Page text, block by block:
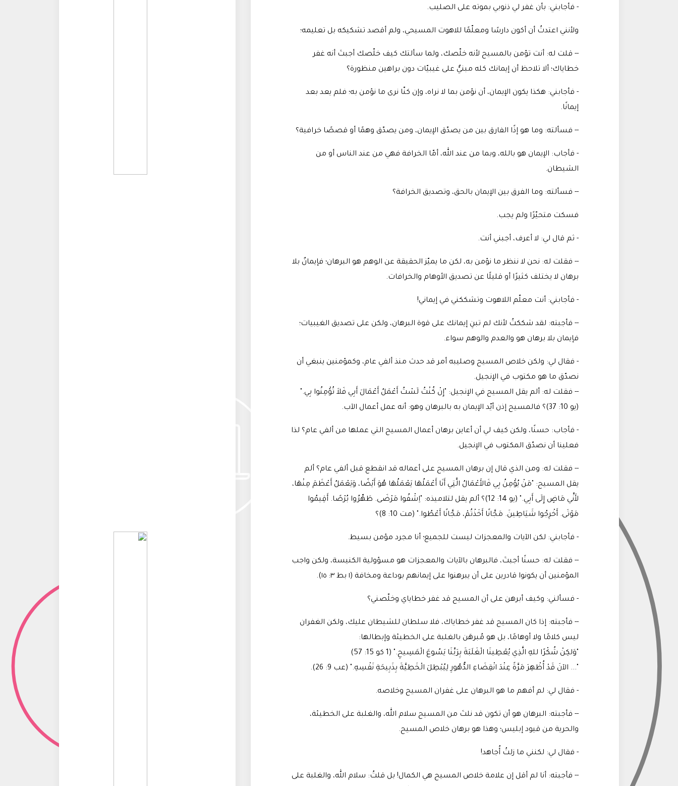
- فأجابني: بأن غفر لي ذنوبي بموته على الصليب.
ولأنني اعتدتُ أن أكون دارسًا ومعلّمًا للاهوت المسيحي، ولم أقصد تشكيكه بل تعليمه؛
-- قلت له: أنت تؤمن بالمسيح لأنه خلّصك، ولما سألتك كيف خلّصك أجبتَ أنه غفر
خطاياك؛ ألا تلاحظ أن إيمانك كله مبنيٌّ على غيبيّات دون براهين منظورة؟
- فأجابني: هكذا يكون الإيمان، أن نؤمن بما لا نراه، وإن كنّا نرى ما نؤمن به؛ فلم يعد بعد
إيمانًا.
-- فسألته: وما هو إذًا الفارق بين من يصدّق الإيمان، ومن يصدّق وهمًا أو قصصًا خرافية؟
- فأجاب: الإيمان هو بالله، وبما من عند الله، أمّا الخرافة فهي من عند الناس أو من
الشيطان.
-- فسألته: وما الفرق بين الإيمان بالحق، وتصديق الخرافة؟
فسكت متحيّرًا ولم يجب.
- ثم قال لي: لا أعرف، أجبني أنت.
-- فقلت له: نحن لا ننظر ما نؤمن به، لكن ما يميّز الحقيقة عن الوهم هو البرهان؛ فإيمانٌ بلا
برهان لا يختلف كثيرًا أو قليلًا عن تصديق الأوهام والخرافات.
- فأجابني: أنت معلّم اللاهوت وتشككني في إيماني!
-- فأجبته: لقد شككتُ لأنك لم تبنِ إيمانك على قوة البرهان، ولكن على تصديق الغيبيات؛
فإيمان بلا برهان هو والعدم والوهم سواء.
- فقال لي: ولكن خلاص المسيح وصليبه أمر قد حدث منذ ألفي عام، وكمؤمنين ينبغي أن
نصدّق ما هو مكتوب في الإنجيل.
-- فقلت له: ألم يقل المسيح في الإنجيل: "إِنْ كُنْتُ لَسْتُ أَعْمَلُ أَعْمَالَ أَبِي فَلاَ تُؤْمِنُوا بِي."
(يو 10: 37)؟ فالمسيح إذن أيّد الإيمان به بالبرهان وهو: أنه عمل أعمال الآب
.
- فأجاب: حسنًا، ولكن كيف لي أن أعاين برهان أعمال المسيح التي عملها من ألفي عام؟ لذا
فعلينا أن نصدّق المكتوب في الإنجيل.
-- فقلت له: ومن الذي قال إن برهان المسيح على أعماله قد انقطع قبل ألفي عام؟ ألم
يقل المسيح: "مَنْ يُؤْمِنُ بِي فَالأَعْمَالُ الَّتِي أَنَا أَعْمَلُهَا يَعْمَلُهَا هُوَ أَيْضًا، وَيَعْمَلُ أَعْظَمَ مِنْهَا،
لأَنِّي مَاضٍ إِلَى أَبِي." (يو 14: 12)؟ ألم يقل لتلاميذه: "اِشْفُوا مَرْضَى. طَهِّرُوا بُرْصًا. أَقِيمُوا
مَوْتَى. أَخْرِجُوا شَيَاطِينَ. مَجَّانًا أَخَذْتُمْ، مَجَّانًا أَعْطُوا." (مت 10: 8)؟
- فأجابني: لكن الآيات والمعجزات ليست للجميع؛ أنا مجرد مؤمن بسيط.
-- فقلت له: حسنًا أجبتَ، فالبرهان بالآيات والمعجزات هو مسؤولية الكنيسة، ولكن واجب
المؤمنين أن يكونوا قادرين على أن يبرهنوا على إيمانهم بوداعة ومخافة (١ بط ٣: ١٥)
.
- فسألني: وكيف أبرهن على أن المسيح قد غفر خطاياي وخلّصني؟
-- فأجبته: إذا كان المسيح قد غفر خطاياك، فلا سلطان للشيطان عليك، ولكن الغفران
ليس كلامًا ولا أوهامًا، بل هو مُبرهَن بالغلبة على الخطيئة وإبطالها:
"وَلكِنْ شُكْرًا للهِ الَّذِي يُعْطِينَا الْغَلَبَةَ بِرَبِّنَا يَسُوعَ الْمَسِيحِ." (1 كو 15: 57)
"... الآنَ قَدْ أُظْهِرَ مَرَّةً عِنْدَ انْقِضَاءِ الدُّهُورِ لِيُبْطِلَ الْخَطِيَّةَ بِذَبِيحَةِ نَفْسِهِ." (عب 9: 26).
- فقال لي: لم أفهم ما هو البرهان على غفران المسيح وخلاصه.
-- فأجبته: البرهان هو أن تكون قد نلتَ من المسيح سلام الله، والغلبة على الخطيئة،
والحرية من قيود إبليس؛ وهذا هو برهان خلاص المسيح.
- فقال لي: لكنني ما زلتُ أُجاهد!
-- فأجبته: أنا لم أقل إن علامة خلاص المسيح هي الكمال! بل قلتُ: سلام الله، والغلبة على